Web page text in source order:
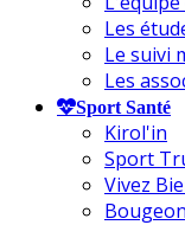
Les
Le suivi
Les
Sport Santé
Kirol'in
Sport
Vivez